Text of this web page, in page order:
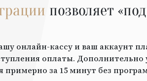
позволяет
онлайн-кассу и ваш аккаунт
оплаты. Дополнительно
примерно за 15 минут без